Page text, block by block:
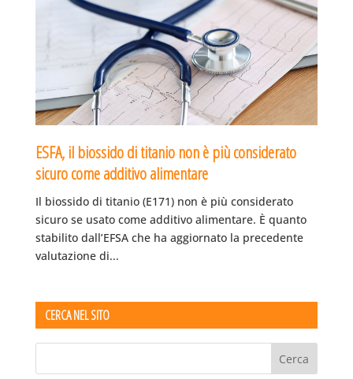
ESFA, il biossido di titanio non è più considerato
sicuro come additivo alimentare
Il biossido di titanio (E171) non è più considerato
sicuro se usato come additivo alimentare. È quanto
stabilito dall’EFSA che ha aggiornato la precedente
valutazione di...
CERCA NEL SITO